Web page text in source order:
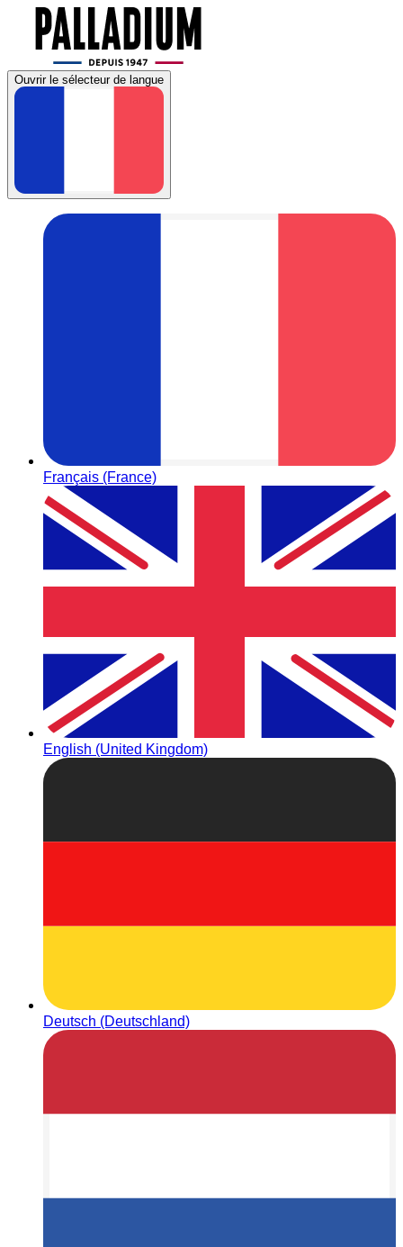
Ouvrir le sélecteur de langue
Français (France)
English (United Kingdom)
Deutsch (Deutschland)